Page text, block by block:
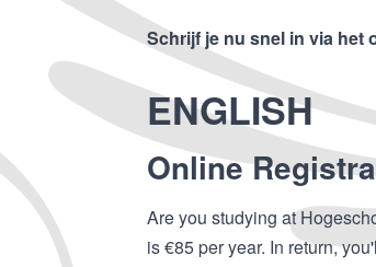
Schrijf je nu snel in via het
ENGLISH
Online
Are you studying at
is €85 per year. In return,